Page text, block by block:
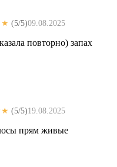
(5/5)09.08.2025
повторно) запах
(5/5)19.08.2025
прям живые